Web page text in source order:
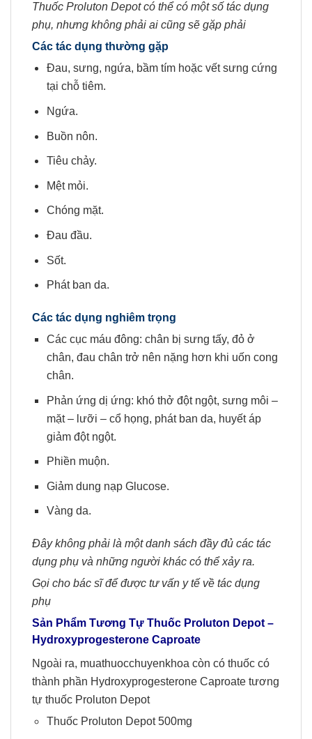
Thuốc Proluton Depot có thể có một số tác dụng
phụ, nhưng không phải ai cũng sẽ gặp phải
Các tác dụng thường gặp
Đau, sưng, ngứa, bầm tím hoặc vết sưng cứng
tại chỗ tiêm.
Ngứa.
Buồn nôn.
Tiêu chảy.
Mệt mỏi.
Chóng mặt.
Đau đầu.
Sốt.
Phát ban da.
Các tác dụng nghiêm trọng
Các cục máu đông: chân bị sưng tấy, đỏ ở
chân, đau chân trở nên nặng hơn khi uốn cong
chân.
Phản ứng dị ứng: khó thở đột ngột, sưng môi –
mặt – lưỡi – cổ họng, phát ban da, huyết áp
giảm đột ngột.
Phiền muộn.
Giảm dung nạp Glucose.
Vàng da.
Đây không phải là một danh sách đầy đủ các tác
dụng phụ và những người khác có thể xảy ra.
Gọi cho bác sĩ để được tư vấn y tế về tác dụng
phụ
Sản Phẩm Tương Tự Thuốc Proluton Depot –
Hydroxyprogesterone Caproate
Ngoài ra, muathuocchuyenkhoa còn có thuốc có
thành phần Hydroxyprogesterone Caproate tương
tự thuốc Proluton Depot
Thuốc Proluton Depot 500mg